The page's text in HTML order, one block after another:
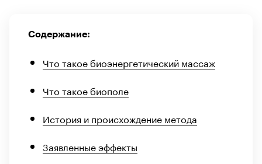
Содержание:
Что такое биоэнергетический массаж
Что такое биополе
История и происхождение метода
Заявленные эффекты